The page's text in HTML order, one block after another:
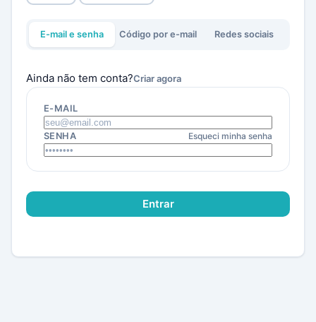
E-mail e senha Código por e-mail Redes sociais
Ainda não tem conta?Criar agora
LOGIN COM E-MAIL E SENHA
E-MAIL
SENHA Esqueci minha senha
Entrar